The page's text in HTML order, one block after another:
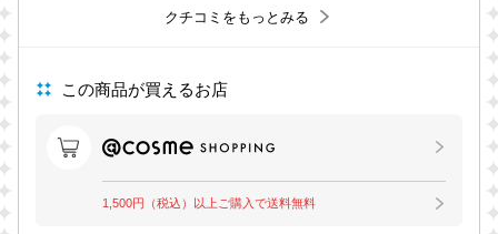
クチコミをもっとみる
この商品が買えるお店
1,500円（税込）以上ご購入で送料無料